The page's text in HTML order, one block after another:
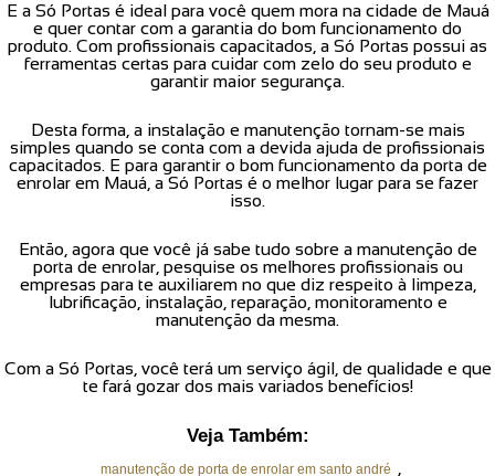
E a Só Portas é ideal para você quem mora na cidade de Mauá
e quer contar com a garantia do bom funcionamento do
produto. Com profissionais capacitados, a Só Portas possui as
ferramentas certas para cuidar com zelo do seu produto e
garantir maior segurança.
Desta forma, a instalação e manutenção tornam-se mais
simples quando se conta com a devida ajuda de profissionais
capacitados. E para garantir o bom funcionamento da porta de
enrolar em Mauá, a Só Portas é o melhor lugar para se fazer
isso.
Então, agora que você já sabe tudo sobre a manutenção de
porta de enrolar, pesquise os melhores profissionais ou
empresas para te auxiliarem no que diz respeito à limpeza,
lubrificação, instalação, reparação, monitoramento e
manutenção da mesma.
Com a Só Portas, você terá um serviço ágil, de qualidade e que
te fará gozar dos mais variados benefícios!
Veja Também:
manutenção de porta de enrolar em santo andré